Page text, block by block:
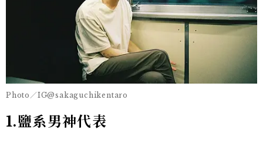
Photo／IG@sakaguchikentaro
1.鹽系男神代表